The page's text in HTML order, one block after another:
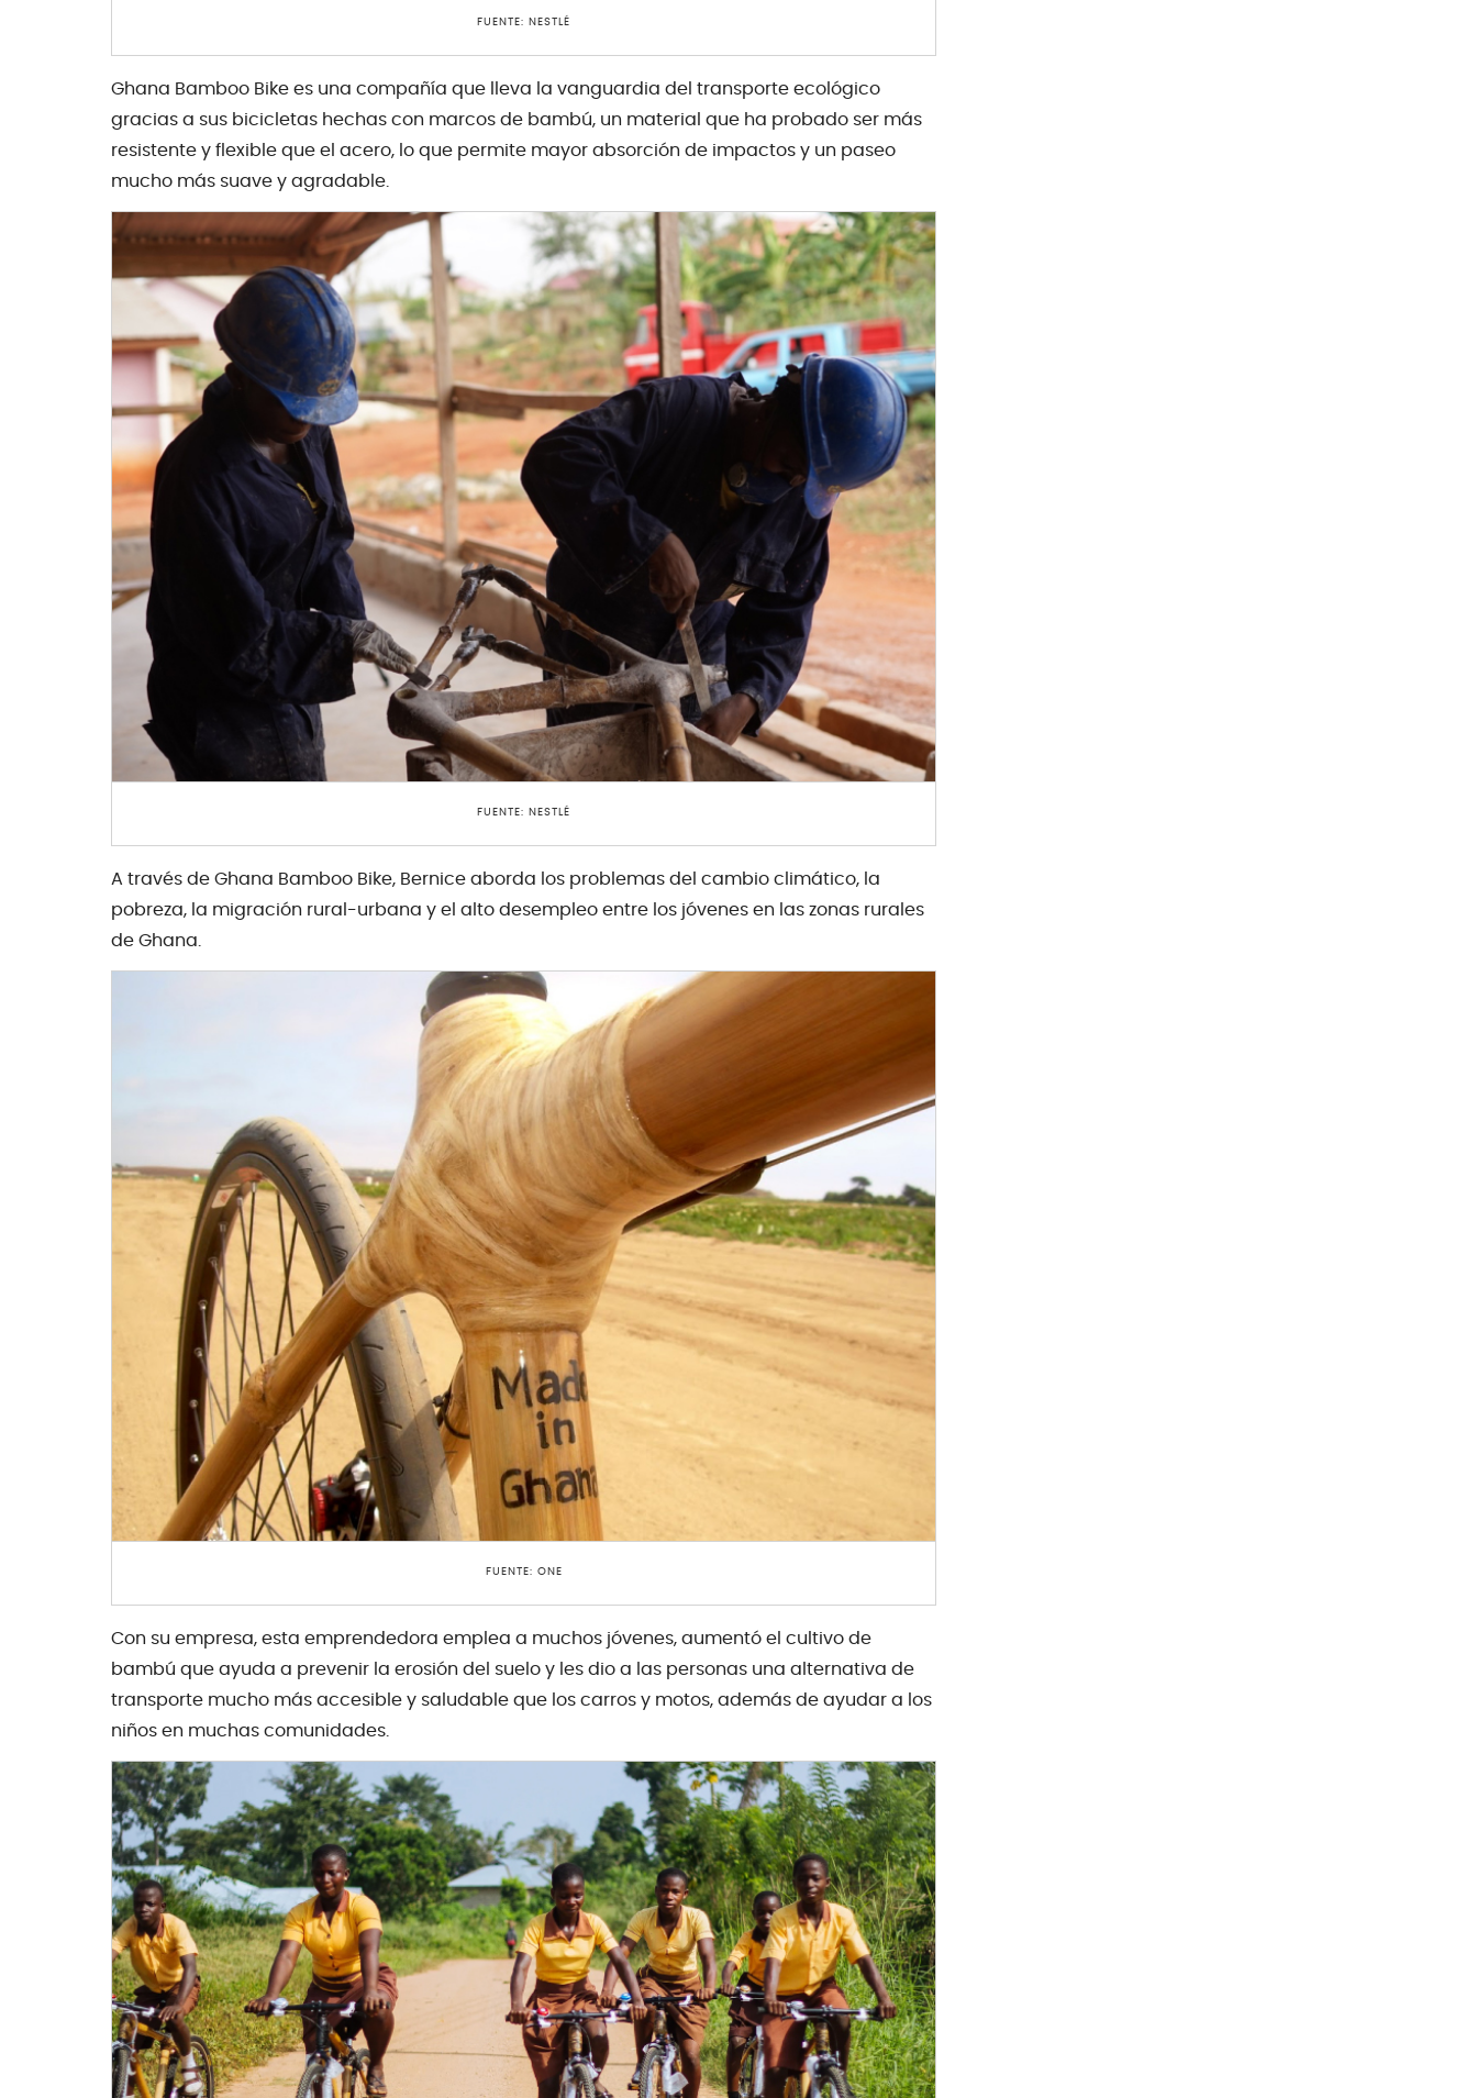
FUENTE: NESTLÉ
Ghana Bamboo Bike es una compañía que lleva la vanguardia del transporte ecológico
gracias a sus bicicletas hechas con marcos de bambú, un material que ha probado ser más
resistente y flexible que el acero, lo que permite mayor absorción de impactos y un paseo
mucho más suave y agradable.
FUENTE: NESTLÉ
A través de Ghana Bamboo Bike, Bernice aborda los problemas del cambio climático, la
pobreza, la migración rural-urbana y el alto desempleo entre los jóvenes en las zonas rurales
de Ghana.
FUENTE: ONE
Con su empresa, esta emprendedora emplea a muchos jóvenes, aumentó el cultivo de
bambú que ayuda a prevenir la erosión del suelo y les dio a las personas una alternativa de
transporte mucho más accesible y saludable que los carros y motos, además de ayudar a los
niños en muchas comunidades.